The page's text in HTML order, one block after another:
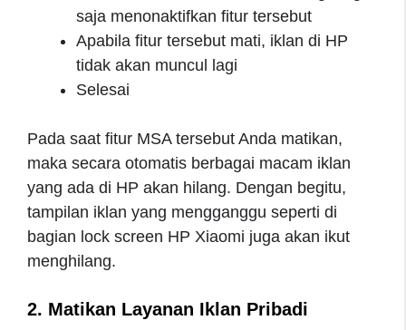
saja menonaktifkan fitur tersebut
Apabila fitur tersebut mati, iklan di HP
tidak akan muncul lagi
Selesai
Pada saat fitur MSA tersebut Anda matikan,
maka secara otomatis berbagai macam iklan
yang ada di HP akan hilang. Dengan begitu,
tampilan iklan yang mengganggu seperti di
bagian lock screen HP Xiaomi juga akan ikut
menghilang.
2. Matikan Layanan Iklan Pribadi